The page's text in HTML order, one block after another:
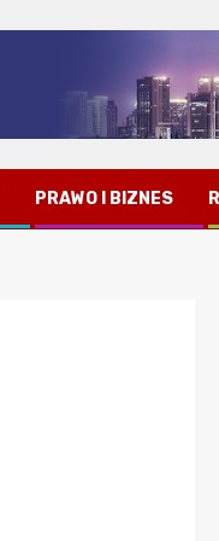
PRAWO I BIZNES